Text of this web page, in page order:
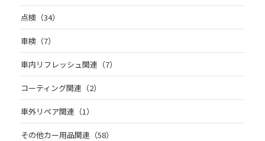
点検（34）
車検（7）
車内リフレッシュ関連（7）
コーティング関連（2）
車外リペア関連（1）
その他カー用品関連（58）